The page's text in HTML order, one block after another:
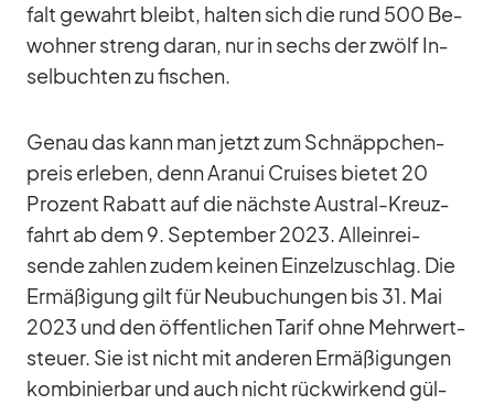
falt ge­wahrt bleibt, hal­ten sich die rund 500 Be­
woh­ner streng daran, nur in sechs der zwölf In­
sel­buch­ten zu fi­schen.
Ge­nau das kann man jetzt zum Schnäpp­chen­
preis er­le­ben, denn Ara­nui Crui­ses bie­tet 20
Pro­zent Ra­batt auf die nächste Aus­tral-Kreuz­
fahrt ab dem 9. Sep­tem­ber 2023. Al­lein­rei­
sende zah­len zu­dem kei­nen Ein­zel­zu­schlag. Die
Er­mä­ßi­gung gilt für Neu­bu­chun­gen bis 31. Mai
2023 und den öf­fent­li­chen Ta­rif ohne Mehr­wert­
steuer. Sie ist nicht mit an­de­ren Er­mä­ßi­gun­gen
kom­bi­nier­bar und auch nicht rück­wir­kend gül­